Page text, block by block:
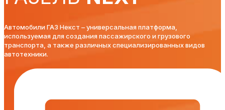
Автомобили ГАЗ Некст – универсальная платформа,
используемая для создания пассажирского и грузового
транспорта, а также различных специализированных видов
автотехники.